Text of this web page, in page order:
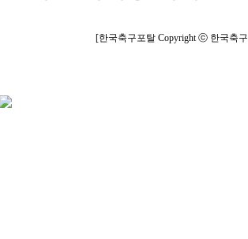
[한국축구포탈 Copyright ⓒ 한국축